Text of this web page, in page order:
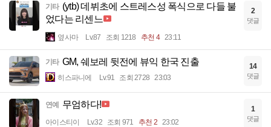
기타 (ytb) 데뷔초에 스트레스성 폭식으로 다들 불
었다는 리센느
옆사마 Lv.87 조회 1218 추천 4 23:11
2
댓글
기타 GM, 쉐보레 뒷전에 뷰익 한국 진출
히스파니에 Lv.91 조회 2728 23:03
14
댓글
연예 무엄하다!
아이스티이 Lv.32 조회 971 추천 2 23:02
1
댓글